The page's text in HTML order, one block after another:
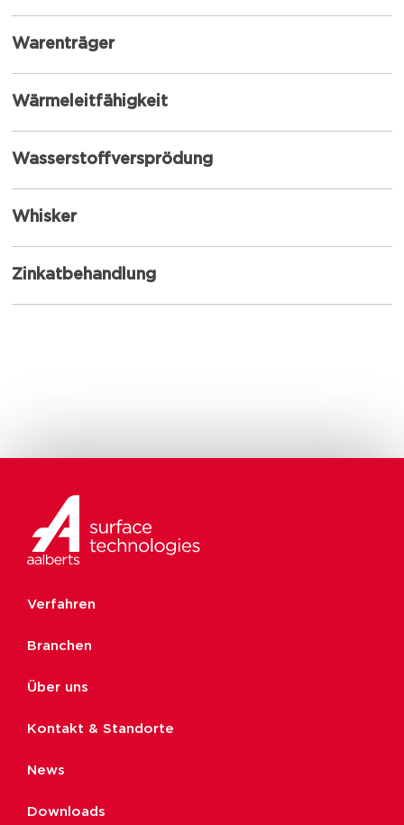
Warenträger
Wärmeleitfähigkeit
Wasserstoffversprödung
Whisker
Zinkatbehandlung
Verfahren
Branchen
Über uns
Kontakt & Standorte
News
Downloads